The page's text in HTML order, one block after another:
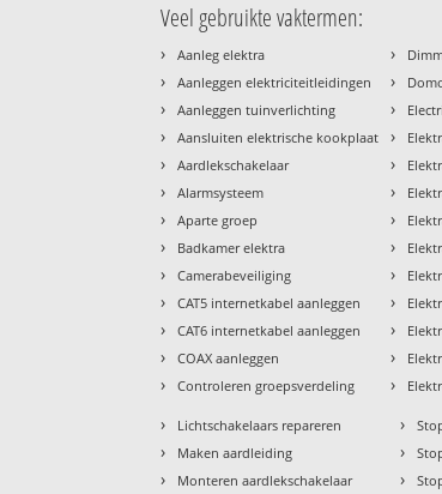
Veel gebruikte vaktermen:
› Aanleg elektra
› Aanleggen elektriciteitleidingen
› Aanleggen tuinverlichting
› Aansluiten elektrische kookplaat
› Aardlekschakelaar
› Alarmsysteem
› Aparte groep
› Badkamer elektra
› Camerabeveiliging
› CAT5 internetkabel aanleggen
› CAT6 internetkabel aanleggen
› COAX aanleggen
› Controleren groepsverdeling
›
›
›
›
›
›
›
›
›
›
›
›
›
› Lichtschakelaars repareren
› Maken aardleiding
› Monteren aardlekschakelaar
›
›
›